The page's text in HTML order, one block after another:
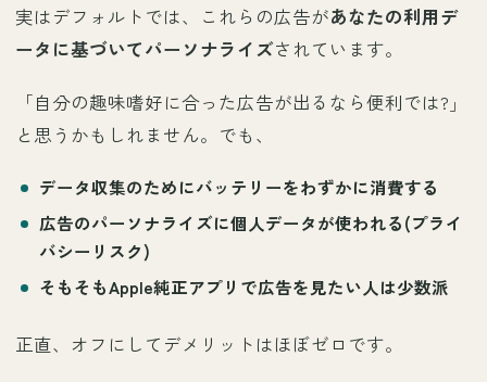
実はデフォルトでは、これらの広告があなたの利用デ
ータに基づいてパーソナライズされています。
「自分の趣味嗜好に合った広告が出るなら便利では?」
と思うかもしれません。でも、
データ収集のためにバッテリーをわずかに消費する
広告のパーソナライズに個人データが使われる(プライ
バシーリスク)
そもそもApple純正アプリで広告を見たい人は少数派
正直、オフにしてデメリットはほぼゼロです。